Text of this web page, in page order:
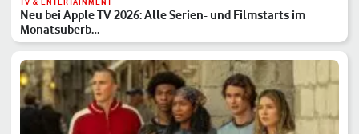
TV & ENTERTAINMENT
Neu bei Apple TV 2026: Alle Serien- und Filmstarts im
Monatsüberb…